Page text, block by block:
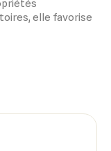
elle favorise